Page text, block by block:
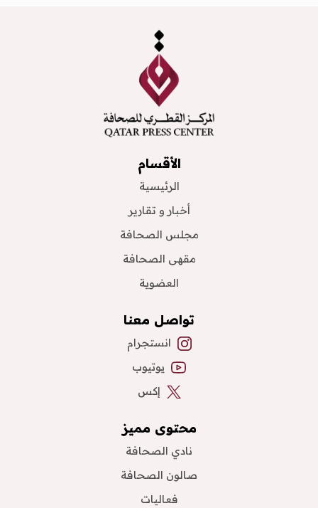
الأقسام
الرئيسية
أخبار و تقارير
مجلس الصحافة
مقهى الصحافة
العضوية
تواصل معنا
انستجرام
يوتيوب
إكس
محتوى مميز
نادي الصحافة
صالون الصحافة
فعاليات